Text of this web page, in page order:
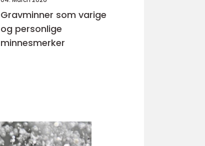
Gravminner som varige
og personlige
minnesmerker